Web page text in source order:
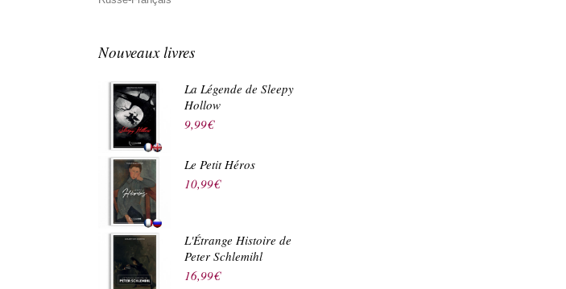
Nouveaux livres
La Légende de Sleepy
Hollow
9,99€
Le Petit Héros
10,99€
L'Étrange Histoire de
Peter Schlemihl
16,99€